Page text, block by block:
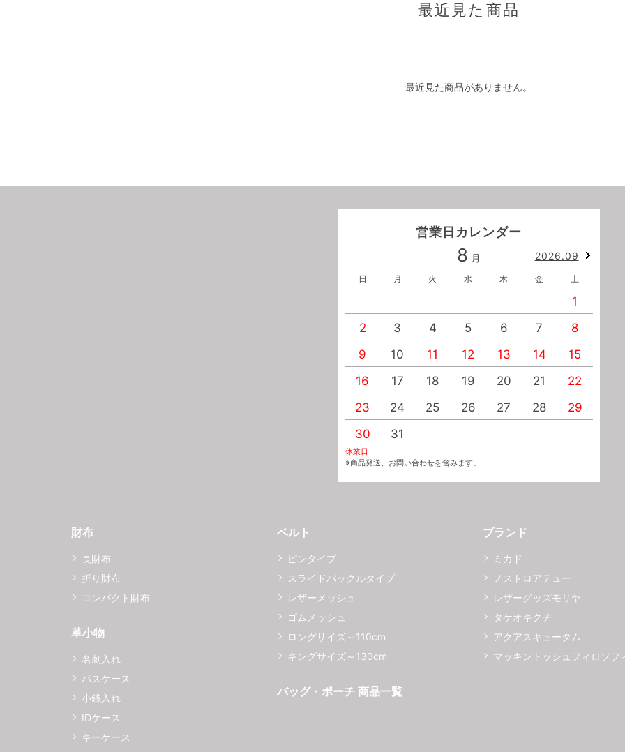
最近見た商品
最近見た商品がありません。
営業日カレンダー
8 月 2026.09
日 月 火 水 木 金 土
1
2
3 4 5 6 7
8
9
10 11 12 13 14
15
16
17 18 19 20 21
22
23
24 25 26 27 28
29
30
31
休業日
※商品発送、お問い合わせを含みます。
財布
長財布
折り財布
コンパクト財布
革小物
名刺入れ
パスケース
小銭入れ
IDケース
キーケース
ベルト
ピンタイプ
スライドバックルタイプ
レザーメッシュ
ゴムメッシュ
ロングサイズ～110cm
キングサイズ～130cm
バッグ・ポーチ 商品一覧
ブランド
ミカド
ノストロアテュー
レザーグッズモリヤ
タケオキクチ
アクアスキュータム
マッキントッシュフィロソフ